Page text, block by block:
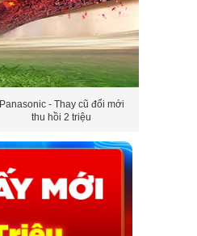
Panasonic - Thay cũ đổi mới
thu hồi 2 triệu